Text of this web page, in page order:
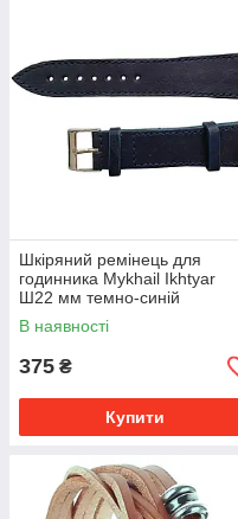
Шкіряний ремінець для
годинника Mykhail Ikhtyar
Ш22 мм темно-синій
В наявності
375 ₴
Купити